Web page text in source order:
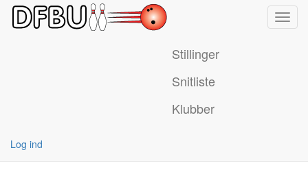
Stillinger
Snitliste
Klubber
Log ind